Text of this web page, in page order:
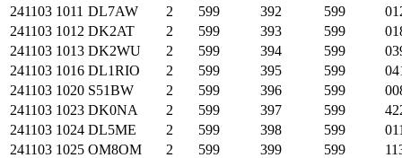
241103 1011 DL7AW 2 599 392 599
241103 1012 DK2AT 2 599 393 599
241103 1013 DK2WU 2 599 394 599
241103 1016 DL1RIO 2 599 395 599
241103 1020 S51BW 2 599 396 599
241103 1023 DK0NA 2 599 397 599
241103 1024 DL5ME 2 599 398 599
241103 1025 OM8OM 2 599 399 599